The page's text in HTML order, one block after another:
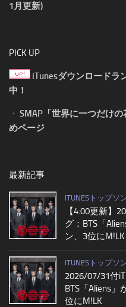
1月更新)
PICK UP
iTunesダウンロードラ
中！
・ SMAP「世界に一つだけ
めページ
最新記事
ITUNESトップソ
【4:00更新】
グ：BTS「
ン、3位にM!LK
ITUNESトップソ
2026/07/31付
BTS「Aliens
位にM!LK